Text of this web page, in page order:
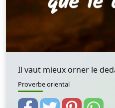
Il vaut mieux orner le
Proverbe oriental